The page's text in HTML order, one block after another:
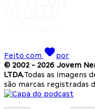
Feito com
por
© 2002 - 2026 Jovem
LTDA.Todas as imagens
são marcas registradas